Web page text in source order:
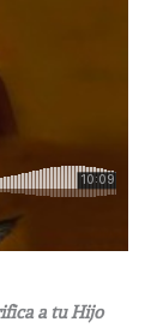
a tu Hijo